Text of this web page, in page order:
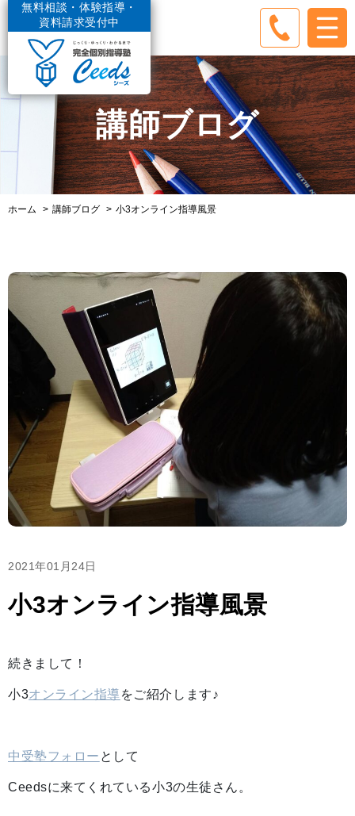
無料相談・体験指導・
資料請求受付中
講師ブログ
ホーム 講師ブログ 小3オンライン指導風景
2021年01月24日
小3オンライン指導風景
続きまして！
小3オンライン指導 をご紹介します♪
中受塾フォロー として
Ceedsに来てくれている小3の生徒さん。